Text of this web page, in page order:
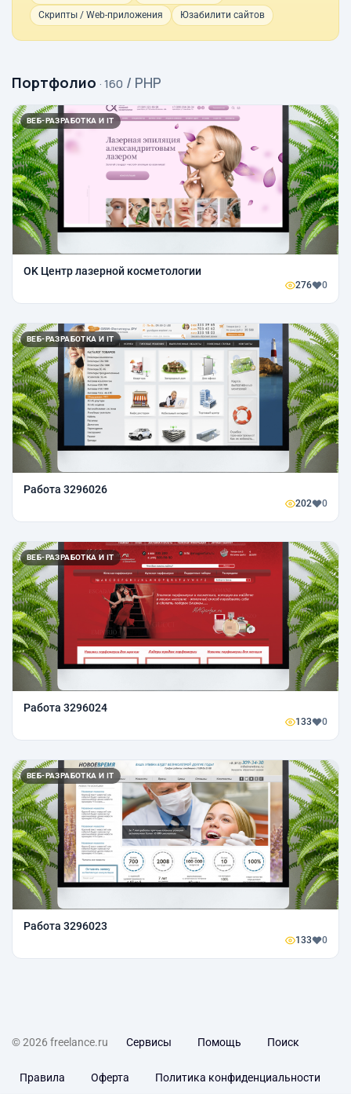
Скрипты / Web-приложения
Юзабилити сайтов
Портфолио · 160 / PHP
ВЕБ-РАЗРАБОТКА И IT
OK Центр лазерной косметологии
276 0
ВЕБ-РАЗРАБОТКА И IT
Работа 3296026
202 0
ВЕБ-РАЗРАБОТКА И IT
Работа 3296024
133 0
ВЕБ-РАЗРАБОТКА И IT
Работа 3296023
133 0
© 2026 freelance.ru Сервисы Помощь Поиск
Правила Оферта Политика конфиденциальности